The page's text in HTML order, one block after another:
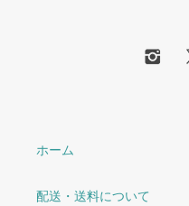
ホーム
配送・送料について